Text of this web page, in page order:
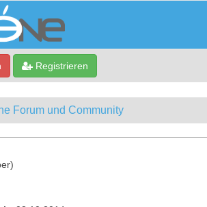
Registrieren
Forum und Community